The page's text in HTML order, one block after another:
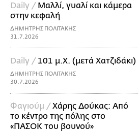
Daily / Μαλλί, γυαλί και κάμερα
στην κεφαλή
ΔΗΜΗΤΡΗΣ ΠΟΛΙΤΑΚΗΣ
31.7.2026
Daily / 101 μ.Χ. (μετά Χατζιδάκι)
ΔΗΜΗΤΡΗΣ ΠΟΛΙΤΑΚΗΣ
30.7.2026
Φαγιούμ /Χάρης Δούκας: Από
το κέντρο της πόλης στο
«ΠΑΣΟΚ του βουνού»